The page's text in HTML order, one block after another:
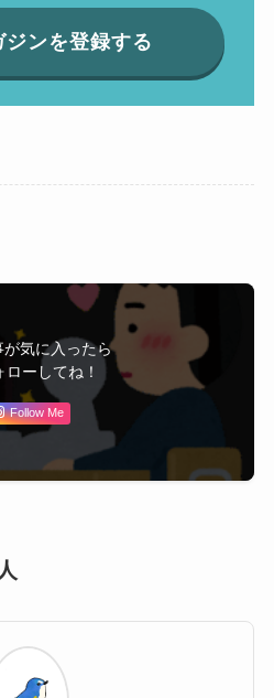
ジンを登録する
が気に入ったら
ーしてね！
Follow Me